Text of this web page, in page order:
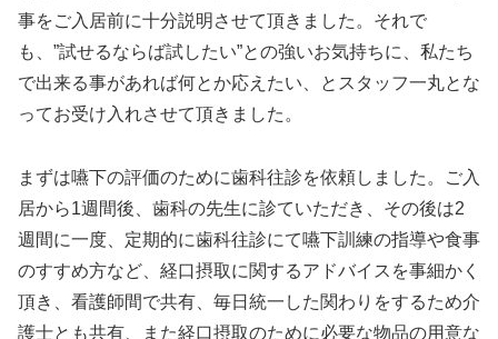
事をご入居前に十分説明させて頂きました。それで
も、”試せるならば試したい”との強いお気持ちに、私たち
で出来る事があれば何とか応えたい、とスタッフ一丸とな
ってお受け入れさせて頂きました。
まずは嚥下の評価のために歯科往診を依頼しました。ご入
居から1週間後、歯科の先生に診ていただき、その後は2
週間に一度、定期的に歯科往診にて嚥下訓練の指導や食事
のすすめ方など、経口摂取に関するアドバイスを事細かく
頂き、看護師間で共有、毎日統一した関わりをするため介
護士とも共有、また経口摂取のために必要な物品の用意な